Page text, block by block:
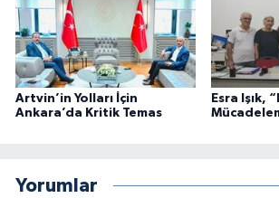
Artvin’in Yolları İçin
Ankara’da Kritik Temas
Esra Işık,
Yorumlar